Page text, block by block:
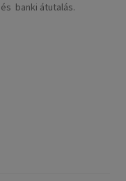
banki átutalás.